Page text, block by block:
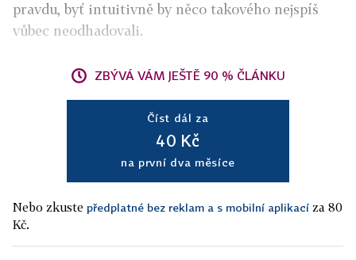
pravdu, byť intuitivně by něco takového nejspíš
vůbec neodhadovali.
ZBÝVÁ VÁM JEŠTĚ 90 % ČLÁNKU
Číst dál za
40 Kč
na první dva měsíce
Nebo zkuste předplatné bez reklam a s mobilní aplikací za 80
Kč.